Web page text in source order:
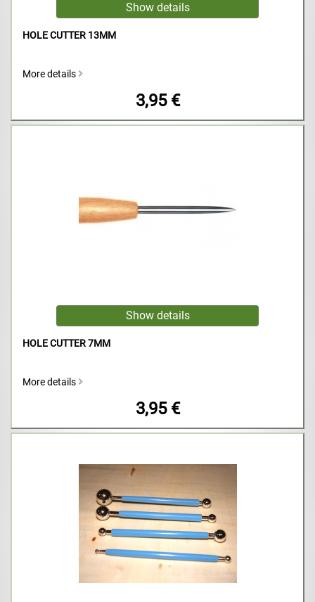
HOLE CUTTER 13MM
More details
3,95 €
HOLE CUTTER 7MM
More details
3,95 €